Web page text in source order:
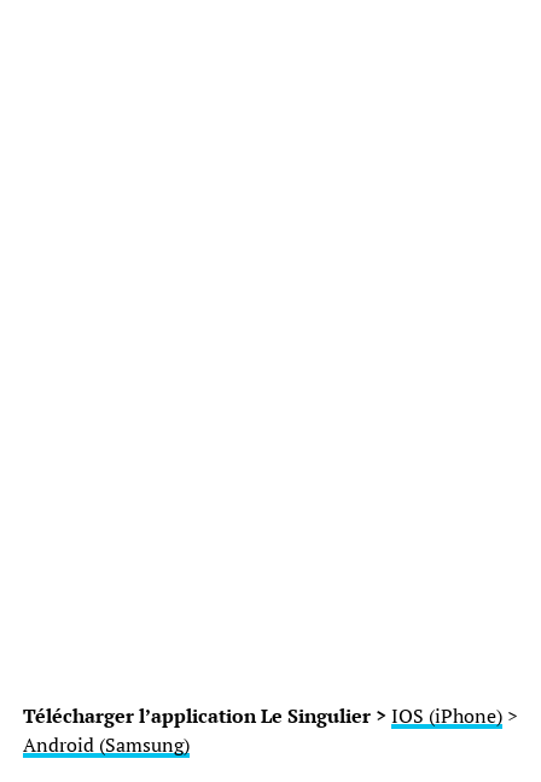
Télécharger l’application Le Singulier > IOS (iPhone)>
Android (Samsung)